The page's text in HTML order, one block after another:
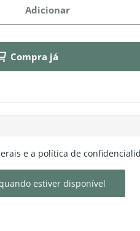
Adicionar
Compra já
e a política de
estiver disponível